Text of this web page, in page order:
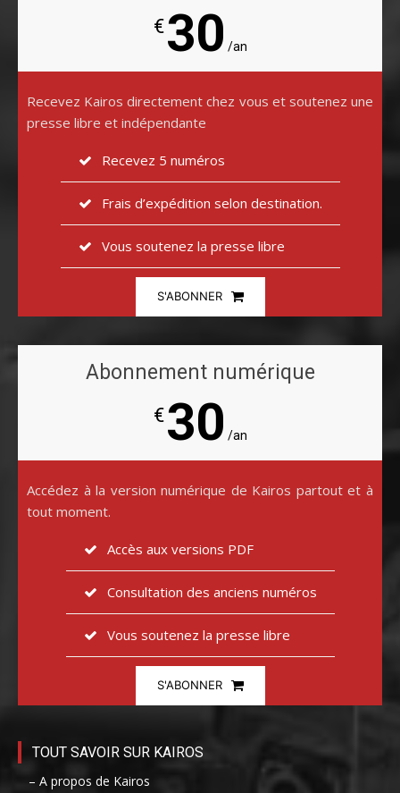
€30 /an
Recevez Kairos directement chez vous et soutenez une
presse libre et indépendante
Recevez 5 numéros
Frais d’expédition selon destination.
Vous soutenez la presse libre
S'ABONNER
Abonnement numérique
€30 /an
Accédez à la version numérique de Kairos partout et à
tout moment.
Accès aux versions PDF
Consultation des anciens numéros
Vous soutenez la presse libre
S'ABONNER
TOUT SAVOIR SUR KAIROS
– A propos de Kairos